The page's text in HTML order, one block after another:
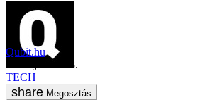
Qubit.hu
2018. június 18.
TECH
Megosztás